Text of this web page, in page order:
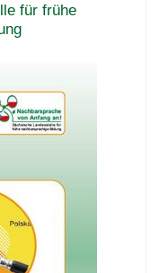
für frühe